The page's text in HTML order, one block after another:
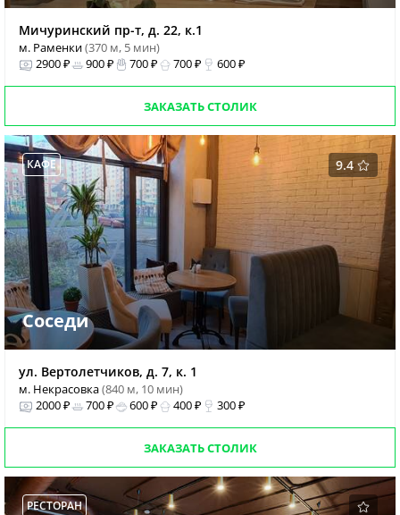
Мичуринский пр-т, д. 22, к.1
м. Раменки(370 м, 5 мин)
2900 ₽
900 ₽ 700 ₽ 700 ₽ 600 ₽
ЗАКАЗАТЬ СТОЛИК
9.4
КАФЕ
Соседи
ул. Вертолетчиков, д. 7, к. 1
м. Некрасовка(840 м, 10 мин)
2000 ₽
700 ₽ 600 ₽ 400 ₽ 300 ₽
ЗАКАЗАТЬ СТОЛИК
РЕСТОРАН